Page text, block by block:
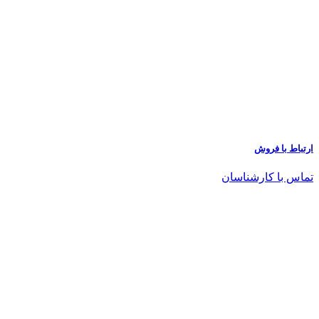
ارتباط با فروش
تماس با کارشناسان